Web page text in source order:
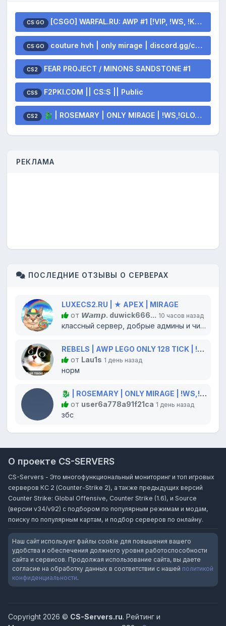
CS:GO [CSGO] WARFAL.RU: AWP #1 [!VIP, !WS, !KNIFE, !GLOVES]
CS:GO couture hvh | only mirage | discord.gg/couturehvh
CS2 FEAR PROJECT / MINONS SANDSTONE #1
CSS F2PKI.COM || CS:S || Public
CS2 🐉 | ROSEMARY | ONLY MIRAGE | !WS,!GLOVES,!KNIFE 💫
РЕКЛАМА
ПОСЛЕДНИЕ ОТЗЫВЫ О СЕРВЕРАХ
LUXECS2.RU | ★ APEX | MIRAGE
от 𝙒𝙖𝙢𝙥. duwick666... 10 часов назад
классный сервер, добрые админы и читеров нет!) ставлю лосяру серверу...
REBELS | AWP LEGO ONLY 128 TICK | !WS !GLOVES !KNIFE
от Lau1s 1 день назад
норм
🐉 | ROSEMARY | ONLY MIRAGE | !WS,!GLOVES,!KNIFE 💫
от user6a778a91f21ca 1 день назад
збс
О проекте CS-SERVERS
CS-Servers - Это многофункциональный мониторинг и топ игровых
серверов КС 2 (Counter-Strike 2), а также предыдущих версий
Counter Strike: Global Offensive, Counter Strike (1.6), и Source
(версии v34/v92) с подбором по популярным режимам и модам,
поиску по популярным картам, и подбор серверов по онлайну.
Наш сайт использует файлы cookie для повышения вашего
удобства и обеспечения должного уровня работоспособности
сайта и сервисов. Продолжая использование сайта, вы даете
согласие на обработку данных в соответствии с нашей политикой
конфиденциальности.
Copyright 2026 © CS-Servers.ru. Рейтинг и